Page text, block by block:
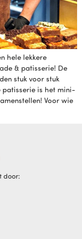
hele lekkere
& patisserie! De
stuk voor stuk
patisserie is het mini-
Voor wie
door: